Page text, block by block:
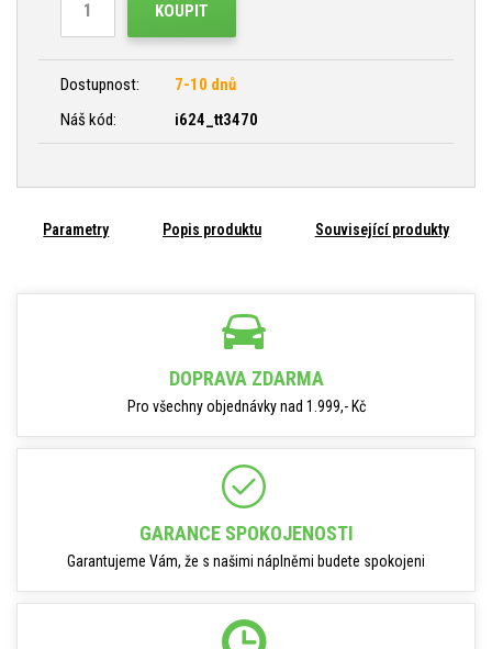
KOUPIT
Dostupnost:
7-10 dnů
Náš kód:
i624_tt3470
Parametry Popis produktu Související produkty
DOPRAVA ZDARMA
Pro všechny objednávky nad 1.999,- Kč
GARANCE SPOKOJENOSTI
Garantujeme Vám, že s našimi náplněmi budete spokojeni